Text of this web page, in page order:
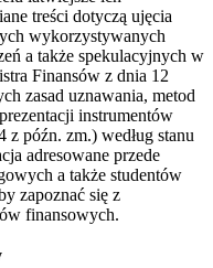
treści dotyczą ujęcia
wykorzystywanych
a także spekulacyjnych w
Finansów z dnia 12
zasad uznawania, metod
instrumentów
późn. zm.) według stanu
adresowane przede
a także studentów
zapoznać się z
finansowych.